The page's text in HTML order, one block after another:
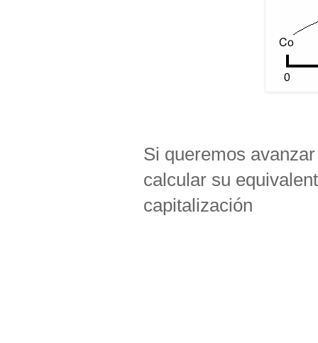
Si queremos
calcular su
capitalización